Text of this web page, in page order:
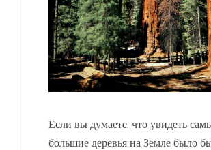
Если вы думаете, что увидеть
большие деревья на Земле было